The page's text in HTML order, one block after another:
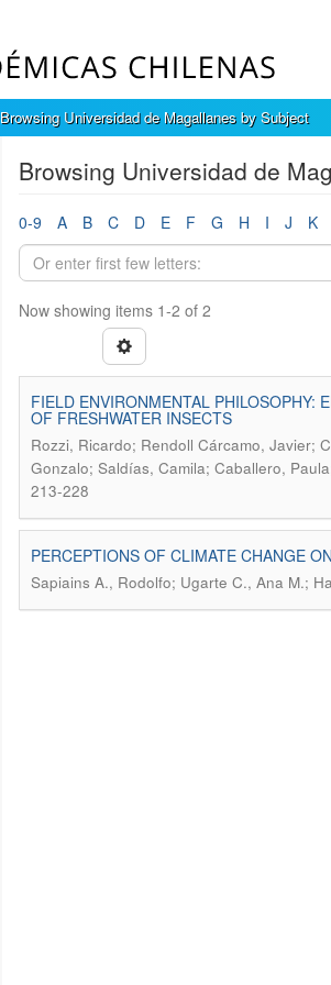
Browsing Universidad de Magallanes by Subject
Browsing Universidad de
0-9 A B C D E F G H I J K
Now showing items 1-2 of 2
FIELD ENVIRONMENTAL PHILOSOPHY:
OF FRESHWATER INSECTS
Rozzi, Ricardo; Rendoll Cárcamo, Javier;
Gonzalo; Saldías, Camila; Caballero,
213-228
PERCEPTIONS OF CLIMATE CHANGE
Sapiains A., Rodolfo; Ugarte C., Ana M.;